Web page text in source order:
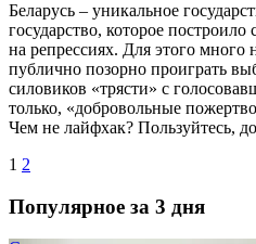
Беларусь – уникальное
государство, которое
на репрессиях. Для этого много
публично позорно проиграть
силовиков «трясти» с
только, «добровольные
Чем не лайфхак? Пользуйтесь,
1 2
Популярное за 3 дня